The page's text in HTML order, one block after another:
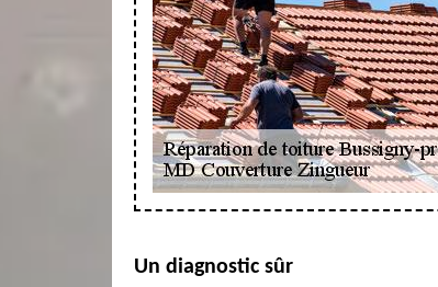
Un diagnostic sûr